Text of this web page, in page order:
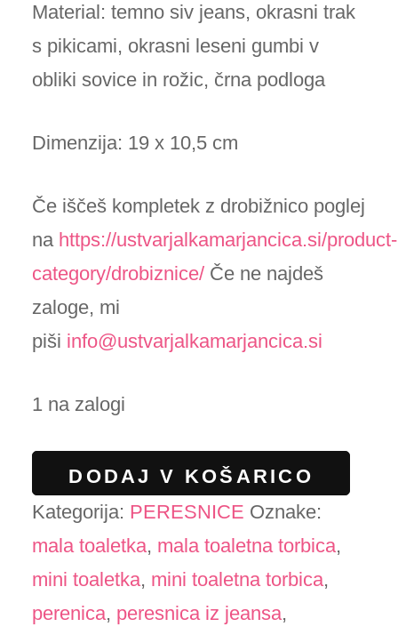
Material: temno siv jeans, okrasni trak
s pikicami, okrasni leseni gumbi v
obliki sovice in rožic, črna podloga
Dimenzija: 19 x 10,5 cm
Če iščeš kompletek z drobižnico poglej
na https://ustvarjalkamarjancica.si/product-
category/drobiznice/ Če ne najdeš
zaloge, mi
piši info@ustvarjalkamarjancica.si
1 na zalogi
Peresnica
rožice
DODAJ V KOŠARICO
Kategorija: PERESNICE Oznake:
mala toaletka, mala toaletna torbica,
mini toaletka, mini toaletna torbica,
perenica, peresnica iz jeansa,